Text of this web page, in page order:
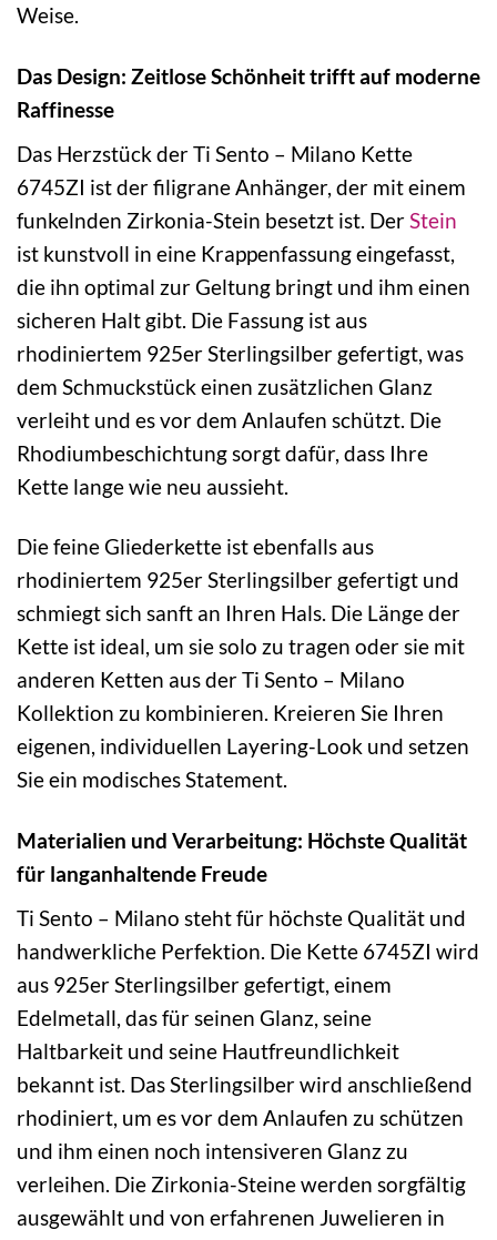
Weise.
Das Design: Zeitlose Schönheit trifft auf moderne
Raffinesse
Das Herzstück der Ti Sento – Milano Kette
6745ZI ist der filigrane Anhänger, der mit einem
funkelnden Zirkonia-Stein besetzt ist. Der Stein
ist kunstvoll in eine Krappenfassung eingefasst,
die ihn optimal zur Geltung bringt und ihm einen
sicheren Halt gibt. Die Fassung ist aus
rhodiniertem 925er Sterlingsilber gefertigt, was
dem Schmuckstück einen zusätzlichen Glanz
verleiht und es vor dem Anlaufen schützt. Die
Rhodiumbeschichtung sorgt dafür, dass Ihre
Kette lange wie neu aussieht.
Die feine Gliederkette ist ebenfalls aus
rhodiniertem 925er Sterlingsilber gefertigt und
schmiegt sich sanft an Ihren Hals. Die Länge der
Kette ist ideal, um sie solo zu tragen oder sie mit
anderen Ketten aus der Ti Sento – Milano
Kollektion zu kombinieren. Kreieren Sie Ihren
eigenen, individuellen Layering-Look und setzen
Sie ein modisches Statement.
Materialien und Verarbeitung: Höchste Qualität
für langanhaltende Freude
Ti Sento – Milano steht für höchste Qualität und
handwerkliche Perfektion. Die Kette 6745ZI wird
aus 925er Sterlingsilber gefertigt, einem
Edelmetall, das für seinen Glanz, seine
Haltbarkeit und seine Hautfreundlichkeit
bekannt ist. Das Sterlingsilber wird anschließend
rhodiniert, um es vor dem Anlaufen zu schützen
und ihm einen noch intensiveren Glanz zu
verleihen. Die Zirkonia-Steine werden sorgfältig
ausgewählt und von erfahrenen Juwelieren in